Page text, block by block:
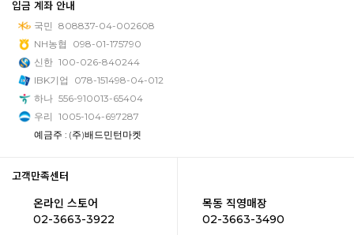
입금 계좌 안내
국민 808837-04-002608
NH농협
098-01-175790
신한 100-026-840244
IBK기업
078-151498-04-012
하나 556-910013-65404
우리 1005-104-697287
예금주 : (주)배드민턴마켓
고객만족센터
온라인 스토어
02-3663-3922
목동 직영매장
02-3663-3490